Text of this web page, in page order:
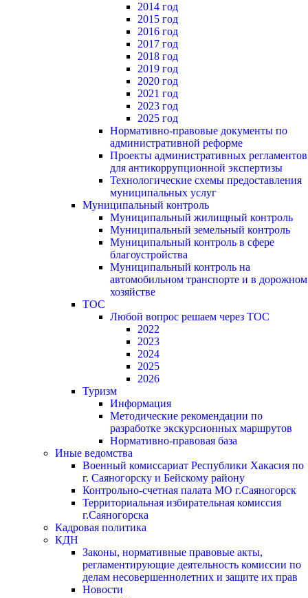
2014 год
2015 год
2016 год
2017 год
2018 год
2019 год
2020 год
2021 год
2023 год
2025 год
Нормативно-правовые документы по
административной реформе
Проекты административных регламентов
для антикоррупционной экспертизы
Технологические схемы предоставления
муниципальных услуг
Муниципальный контроль
Муниципальный жилищный контроль
Муниципальный земельный контроль
Муниципальный контроль в сфере
благоустройства
Муниципальный контроль на
автомобильном транспорте и в дорожном
хозяйстве
ТОС
Любой вопрос решаем через ТОС
2022
2023
2024
2025
2026
Туризм
Информация
Методические рекомендации по
разработке экскурсионных маршрутов
Нормативно-правовая база
Иные ведомства
Военный комиссариат Республики Хакасия по
г. Саяногорску и Бейскому району
Контрольно-счетная палата МО г.Саяногорск
Территориальная избирательная комиссия
г.Саяногорска
Кадровая политика
КДН
Законы, нормативные правовые акты,
регламентирующие деятельность комиссии по
делам несовершеннолетних и защите их прав
Новости